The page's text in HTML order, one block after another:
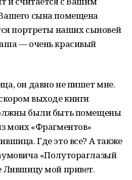
сына помещена
портреты наших сыновей
— очень красивый
он давно не пишет мне.
выходе книги
были быть помещены
моих «Фрагментов»
Где это все? А также
«Полутораглазый
Лившицу мой привет.